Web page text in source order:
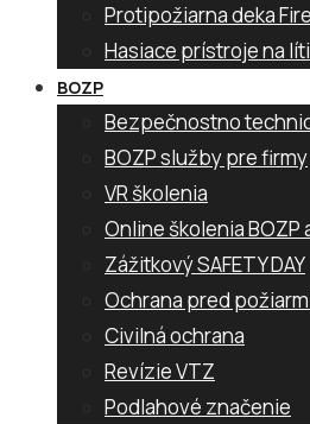
Protipožiarna deka
Hasiace prístroje na
BOZP
Bezpečnostno
BOZP služby pre firmy
VR školenia
Online školenia BOZP
Zážitkový SAFETY DAY
Ochrana pred
Civilná ochrana
Revízie VTZ
Podlahové značenie